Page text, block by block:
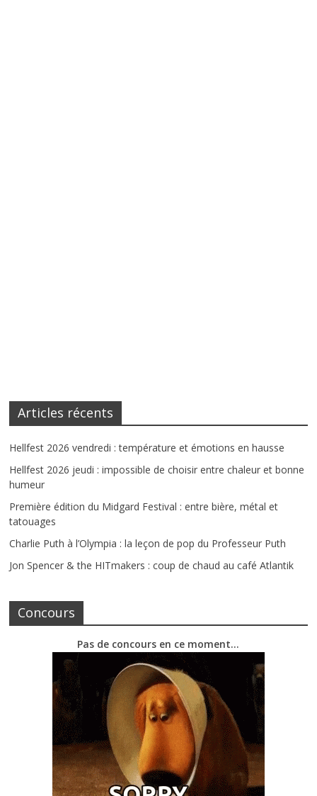
Articles récents
Hellfest 2026 vendredi : température et émotions en hausse
Hellfest 2026 jeudi : impossible de choisir entre chaleur et bonne
humeur
Première édition du Midgard Festival : entre bière, métal et
tatouages
Charlie Puth à l’Olympia : la leçon de pop du Professeur Puth
Jon Spencer & the HITmakers : coup de chaud au café Atlantik
Concours
Pas de concours en ce moment…